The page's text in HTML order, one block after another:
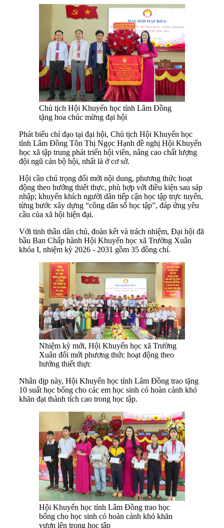
Chủ tịch Hội Khuyến học tỉnh Lâm Đồng
tặng hoa chúc mừng đại hội
Phát biểu chỉ đạo tại đại hội, Chủ tịch Hội Khuyến học
tỉnh Lâm Đồng Tôn Thị Ngọc Hạnh đề nghị Hội Khuyến
học xã tập trung phát triển hội viên, nâng cao chất lượng
đội ngũ cán bộ hội, nhất là ở cơ sở.
Hội cần chú trọng đổi mới nội dung, phương thức hoạt
động theo hướng thiết thực, phù hợp với điều kiện sau sáp
nhập; khuyến khích người dân tiếp cận học tập trực tuyến,
từng bước xây dựng “công dân số học tập”, đáp ứng yêu
cầu của xã hội hiện đại.
Với tinh thần dân chủ, đoàn kết và trách nhiệm, Đại hội đã
bầu Ban Chấp hành Hội Khuyến học xã Trường Xuân
khóa I, nhiệm kỳ 2026 - 2031 gồm 35 đồng chí.
Nhiệm kỳ mới, Hội Khuyến học xã Trường
Xuân đổi mới phương thức hoạt động theo
hướng thiết thực
Nhân dịp này, Hội Khuyến học tỉnh Lâm Đồng trao tặng
10 suất học bổng cho các em học sinh có hoàn cảnh khó
khăn đạt thành tích cao trong học tập.
Hội Khuyến học tỉnh Lâm Đồng trao học
bổng cho học sinh có hoàn cảnh khó khăn
vươn lên trong học tập